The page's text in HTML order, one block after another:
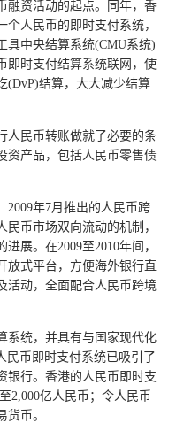
融资活动的起点。同年，香
人民币的即时支付系统，
具中央结算系统(CMU系统)
即时支付结算系统联网，使
(DvP)结算，大大减少结算
人民币转账做就了必要的条
资产品，包括人民币零售债
2009年7月推出的人民币跨
币市场双向流动的机制，
展。在2009至2010年间，
放式平台，方便海外银行直
活动，全面配合人民币跨境
系统，并具有与国家现代化
民币即时支付系统已吸引了
银行。香港的人民币即时支
2,000亿人民币；令人民币
币。